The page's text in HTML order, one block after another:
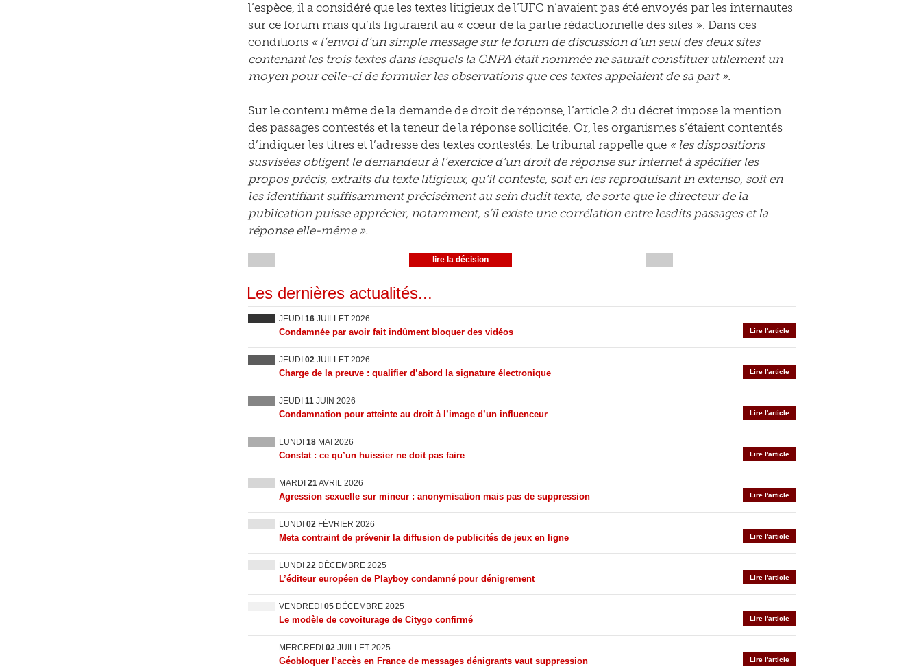
l’espèce, il a considéré que les textes litigieux de l’UFC n’avaient pas été envoyés par les internautes
sur ce forum mais qu’ils figuraient au « cœur de la partie rédactionnelle des sites ». Dans ces
conditions « l’envoi d’un simple message sur le forum de discussion d’un seul des deux sites
contenant les trois textes dans lesquels la CNPA était nommée ne saurait constituer utilement un
moyen pour celle-ci de formuler les observations que ces textes appelaient de sa part ».
Sur le contenu même de la demande de droit de réponse, l’article 2 du décret impose la mention
des passages contestés et la teneur de la réponse sollicitée. Or, les organismes s’étaient contentés
d’indiquer les titres et l’adresse des textes contestés. Le tribunal rappelle que « les dispositions
susvisées obligent le demandeur à l’exercice d’un droit de réponse sur internet à spécifier les
propos précis, extraits du texte litigieux, qu’il conteste, soit en les reproduisant in extenso, soit en
les identifiant suffisamment précisément au sein dudit texte, de sorte que le directeur de la
publication puisse apprécier, notamment, s’il existe une corrélation entre lesdits passages et la
réponse elle-même ».
lire la décision
Les dernières actualités...
JEUDI 16 JUILLET 2026
Lire l'article
Condamnée par avoir fait indûment bloquer des vidéos
JEUDI 02 JUILLET 2026
Lire l'article
Charge de la preuve : qualifier d’abord la signature électronique
JEUDI 11 JUIN 2026
Lire l'article
Condamnation pour atteinte au droit à l’image d’un influenceur
LUNDI 18 MAI 2026
Lire l'article
Constat : ce qu’un huissier ne doit pas faire
MARDI 21AVRIL 2026
Lire l'article
Agression sexuelle sur mineur : anonymisation mais pas de suppression
LUNDI 02 FÉVRIER 2026
Lire l'article
Meta contraint de prévenir la diffusion de publicités de jeux en ligne
LUNDI 22 DÉCEMBRE 2025
Lire l'article
L’éditeur européen de Playboy condamné pour dénigrement
VENDREDI 05 DÉCEMBRE 2025
Lire l'article
Le modèle de covoiturage de Citygo confirmé
MERCREDI 02 JUILLET 2025
Lire l'article
Géobloquer l’accès en France de messages dénigrants vaut suppression